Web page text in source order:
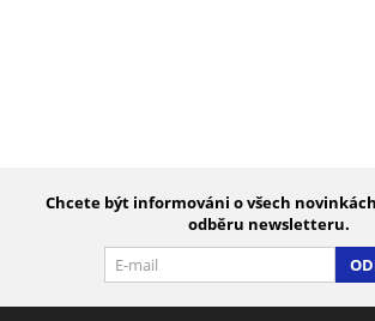
Chcete být informováni o všech
odběru newsletteru.